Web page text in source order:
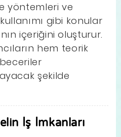
yöntemleri ve
gibi konular
içeriğini oluşturur.
hem teorik
şekilde
İş İmkanları